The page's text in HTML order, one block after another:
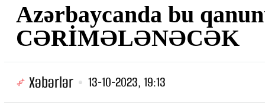
Azərbaycanda bu
CƏRİMƏLƏNƏCƏK
Xəbərlər 13-10-2023, 19:13